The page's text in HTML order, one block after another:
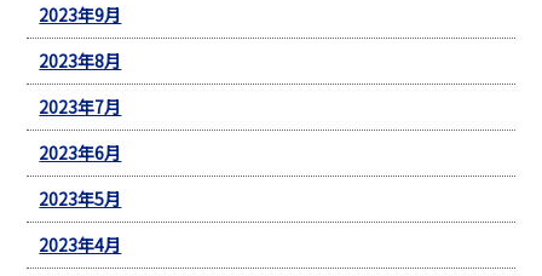
2023年9月
2023年8月
2023年7月
2023年6月
2023年5月
2023年4月